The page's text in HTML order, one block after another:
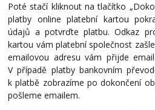
Poté stačí kliknout na tlačítko
platby online platební kartou
údajů a potvrďte platbu. Odkaz
kartou vám platební společnost
emailovou adresu vám přijde
V případě platby bankovním
k platbě zobrazíme po dokončení
pošleme emailem.